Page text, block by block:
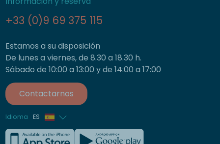
+33 (0)9 69 375 115
Estamos a su disposición
De lunes a viernes, de 8.30 a 18.30 h.
Sábado de 10:00 a 13:00 y de 14:00 a 17:00
Contactarnos
Idioma ES
Francés